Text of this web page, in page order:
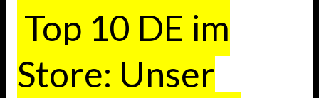
Top 10 DE im
Store: Unser